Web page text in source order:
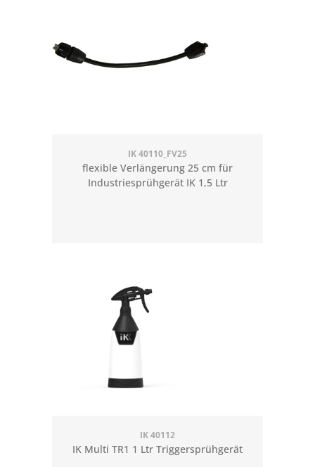
IK 40110_FV25
flexible Verlängerung 25 cm für
Industriesprühgerät IK 1,5 Ltr
IK 40112
IK Multi TR1 1 Ltr Triggersprühgerät